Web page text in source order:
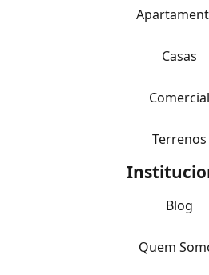
Casas
Comercial
Terrenos
Blog
Quem